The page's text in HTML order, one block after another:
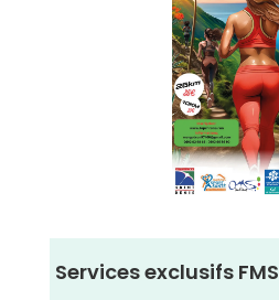
Services exclusifs FMS